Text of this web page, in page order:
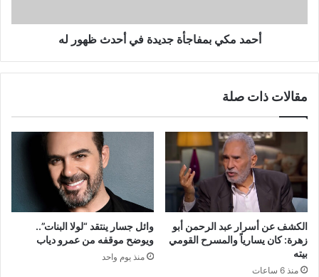
أحمد مكي بمفاجأة جديدة في أحدث ظهور له
مقالات ذات صلة
الكشف عن أسرار عبد الرحمن أبو
زهرة: كان يسارياً والمسرح القومي
بيته
منذ 6 ساعات
وائل جسار ينتقد “لولا البنات”..
ويوضح موقفه من عمرو دياب
منذ يوم واحد